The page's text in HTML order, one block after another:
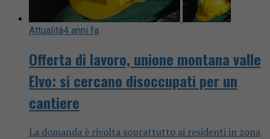
Attualità4 anni fa
Offerta di lavoro, unione montana valle
Elvo: si cercano disoccupati per un
cantiere
La domanda è rivolta soprattutto ai residenti in zona